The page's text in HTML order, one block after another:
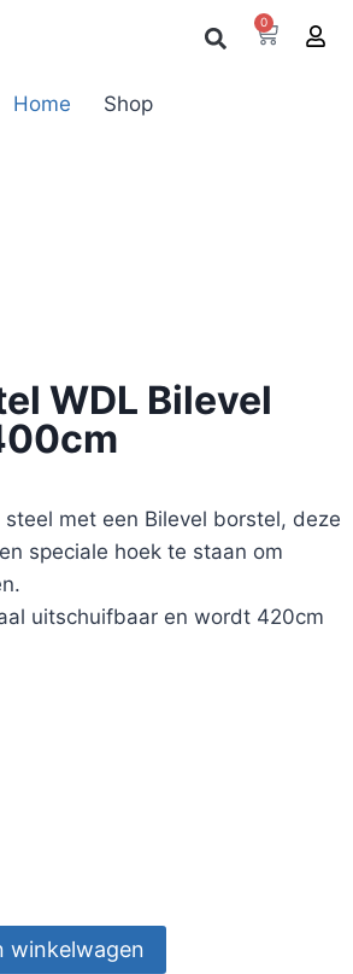
0
Home Shop
WDL Bilevel
met een Bilevel borstel, deze
speciale hoek te staan om
uitschuifbaar en wordt 420cm
winkelwagen